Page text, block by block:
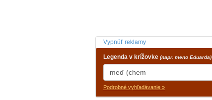
Vypnúť reklamy
Legenda v krížovke (napr. meno Eduarda)
Podrobné vyhľadávanie »